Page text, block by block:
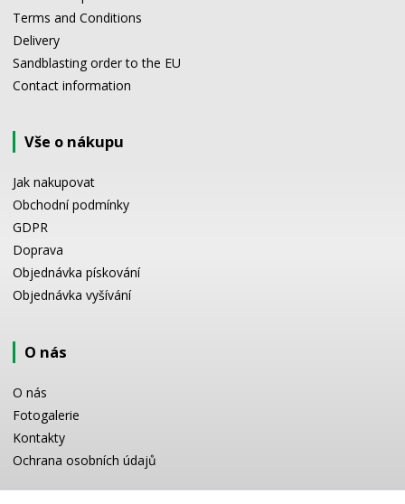
Terms and Conditions
Delivery
Sandblasting order to the EU
Contact information
Vše o nákupu
Jak nakupovat
Obchodní podmínky
GDPR
Doprava
Objednávka pískování
Objednávka vyšívání
O nás
O nás
Fotogalerie
Kontakty
Ochrana osobních údajů